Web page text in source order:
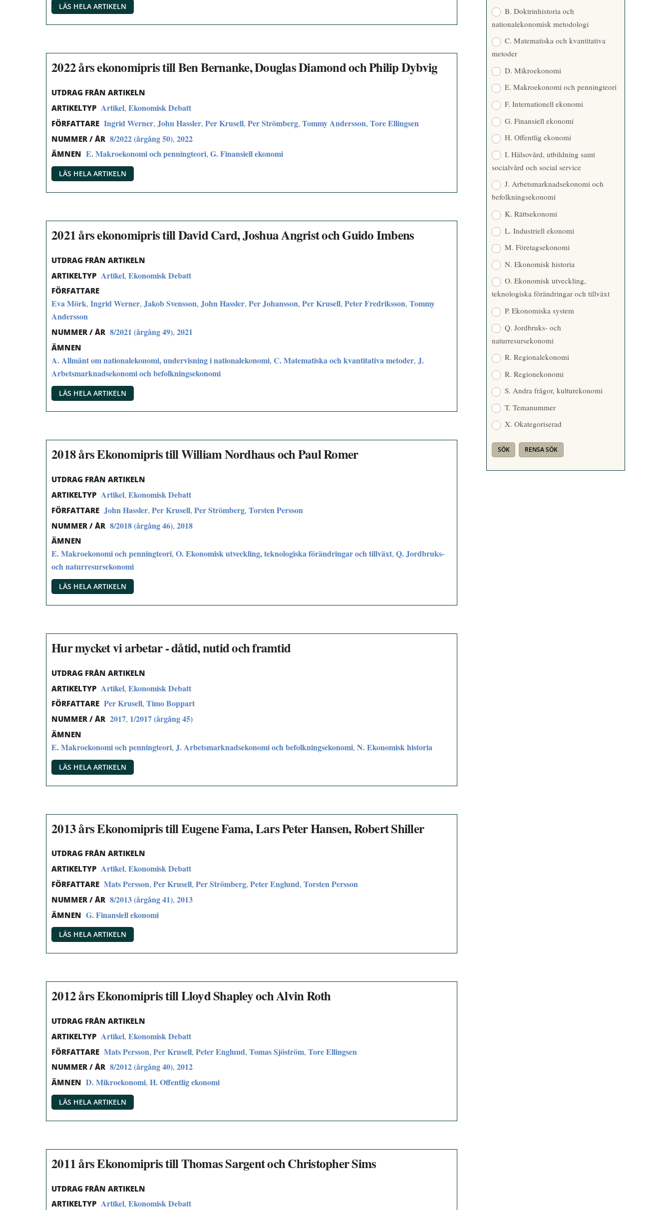
LÄS HELA ARTIKELN
2022 års ekonomipris till Ben Bernanke, Douglas Diamond och Philip Dybvig
UTDRAG FRÅN ARTIKELN
ARTIKELTYP Artikel, Ekonomisk Debatt
FÖRFATTARE Ingrid Werner, John Hassler, Per Krusell, Per Strömberg, Tommy Andersson, Tore Ellingsen
NUMMER / ÅR 8/2022 (årgång 50), 2022
ÄMNEN E. Makroekonomi och penningteori, G. Finansiell ekonomi
LÄS HELA ARTIKELN
2021 års ekonomipris till David Card, Joshua Angrist och Guido Imbens
UTDRAG FRÅN ARTIKELN
ARTIKELTYP Artikel, Ekonomisk Debatt
FÖRFATTARE
Eva Mörk, Ingrid Werner, Jakob Svensson, John Hassler, Per Johansson, Per Krusell, Peter Fredriksson, Tommy
Andersson
NUMMER / ÅR 8/2021 (årgång 49), 2021
ÄMNEN
A. Allmänt om nationalekonomi, undervisning i nationalekonomi, C. Matematiska och kvantitativa metoder, J.
Arbetsmarknadsekonomi och befolkningsekonomi
LÄS HELA ARTIKELN
2018 års Ekonomipris till William Nordhaus och Paul Romer
UTDRAG FRÅN ARTIKELN
ARTIKELTYP Artikel, Ekonomisk Debatt
FÖRFATTARE John Hassler, Per Krusell, Per Strömberg, Torsten Persson
NUMMER / ÅR 8/2018 (årgång 46), 2018
ÄMNEN
E. Makroekonomi och penningteori, O. Ekonomisk utveckling, teknologiska förändringar och tillväxt, Q. Jordbruks-
och naturresursekonomi
LÄS HELA ARTIKELN
Hur mycket vi arbetar - dåtid, nutid och framtid
UTDRAG FRÅN ARTIKELN
ARTIKELTYP Artikel, Ekonomisk Debatt
FÖRFATTARE Per Krusell, Timo Boppart
NUMMER / ÅR 2017, 1/2017 (årgång 45)
ÄMNEN
E. Makroekonomi och penningteori, J. Arbetsmarknadsekonomi och befolkningsekonomi, N. Ekonomisk historia
LÄS HELA ARTIKELN
2013 års Ekonomipris till Eugene Fama, Lars Peter Hansen, Robert Shiller
UTDRAG FRÅN ARTIKELN
ARTIKELTYP Artikel, Ekonomisk Debatt
FÖRFATTARE Mats Persson, Per Krusell, Per Strömberg, Peter Englund, Torsten Persson
NUMMER / ÅR 8/2013 (årgång 41), 2013
ÄMNEN G. Finansiell ekonomi
LÄS HELA ARTIKELN
2012 års Ekonomipris till Lloyd Shapley och Alvin Roth
UTDRAG FRÅN ARTIKELN
ARTIKELTYP Artikel, Ekonomisk Debatt
FÖRFATTARE Mats Persson, Per Krusell, Peter Englund, Tomas Sjöström, Tore Ellingsen
NUMMER / ÅR 8/2012 (årgång 40), 2012
ÄMNEN D. Mikroekonomi, H. Offentlig ekonomi
LÄS HELA ARTIKELN
2011 års Ekonomipris till Thomas Sargent och Christopher Sims
UTDRAG FRÅN ARTIKELN
ARTIKELTYP Artikel, Ekonomisk Debatt
B. Doktrinhistoria och
nationalekonomisk metodologi
C. Matematiska och kvantitativa
metoder
D. Mikroekonomi
E. Makroekonomi och penningteori
F. Internationell ekonomi
G. Finansiell ekonomi
H. Offentlig ekonomi
I. Hälsovård, utbildning samt
socialvård och social service
J. Arbetsmarknadsekonomi och
befolkningsekonomi
K. Rättsekonomi
L. Industriell ekonomi
M. Företagsekonomi
N. Ekonomisk historia
O. Ekonomisk utveckling,
teknologiska förändringar och tillväxt
P. Ekonomiska system
Q. Jordbruks- och
naturresursekonomi
R. Regionalekonomi
R. Regionekonomi
S. Andra frågor, kulturekonomi
T. Temanummer
X. Okategoriserad